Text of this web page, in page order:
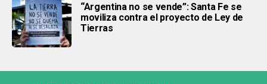
“Argentina no se vende”: Santa Fe se
moviliza contra el proyecto de Ley de
Tierras